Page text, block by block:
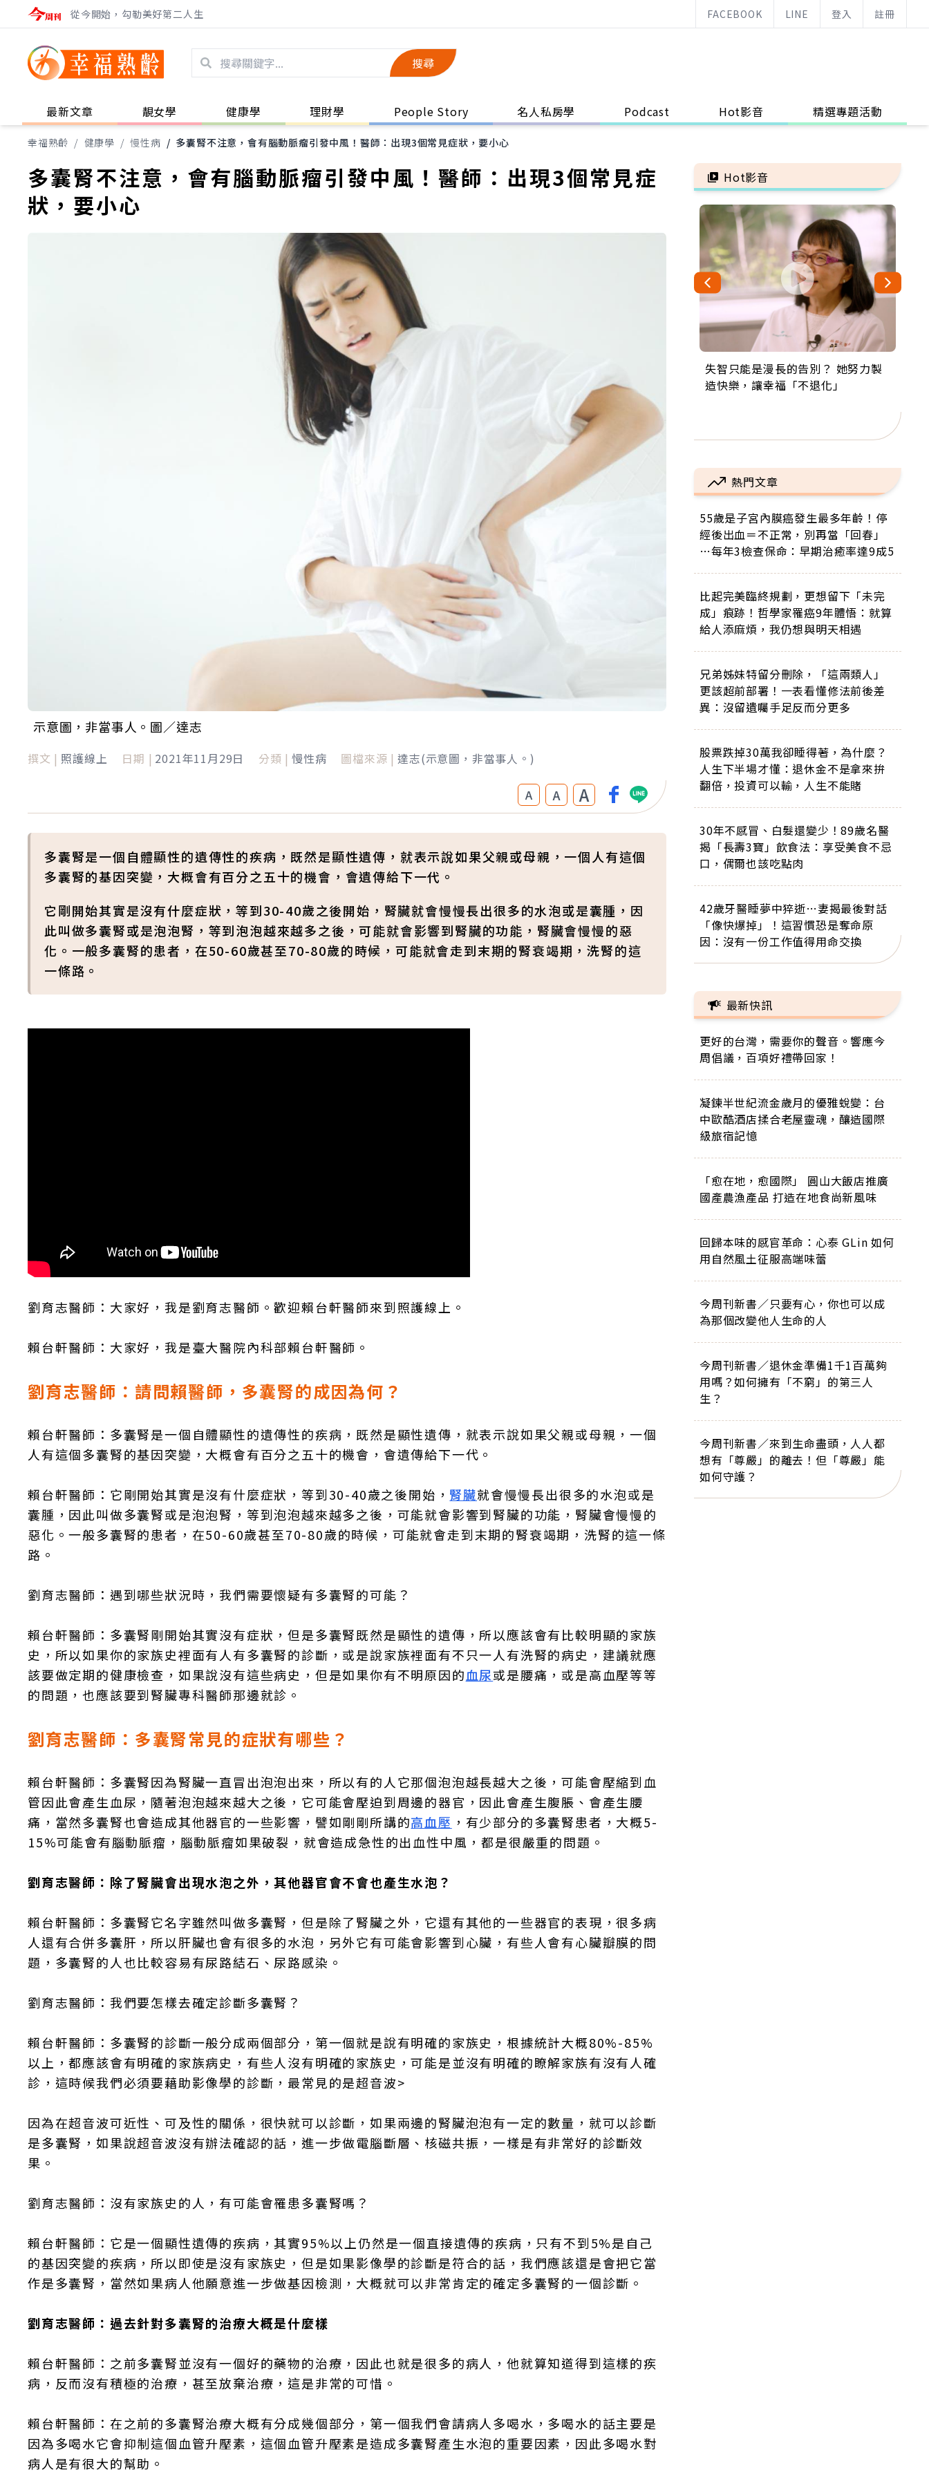
從今開始，勾勒美好第二人生 FACEBOOK LINE 登入 註冊
搜尋
最新文章 靚女學 健康學 理財學 People Story 名人私房學 Podcast Hot影音 精選專題活動
幸福熟齡 / 健康學 / 慢性病 / 多囊腎不注意，會有腦動脈瘤引發中風！醫師：出現3個常見症狀，要小心
多囊腎不注意，會有腦動脈瘤引發中風！醫師：出現3個常見症
狀，要小心
示意圖，非當事人。圖／達志
撰文 | 照護線上 日期 | 2021年11月29日 分類 | 慢性病 圖檔來源 | 達志(示意圖，非當事人。)
A A A
多囊腎是一個自體顯性的遺傳性的疾病，既然是顯性遺傳，就表示說如果父親或母親，一個人有這個
多囊腎的基因突變，大概會有百分之五十的機會，會遺傳給下一代。
它剛開始其實是沒有什麼症狀，等到30-40歲之後開始，腎臟就會慢慢長出很多的水泡或是囊腫，因
此叫做多囊腎或是泡泡腎，等到泡泡越來越多之後，可能就會影響到腎臟的功能，腎臟會慢慢的惡
化。一般多囊腎的患者，在50-60歲甚至70-80歲的時候，可能就會走到末期的腎衰竭期，洗腎的這
一條路。
劉育志醫師：大家好，我是劉育志醫師。歡迎賴台軒醫師來到照護線上。
賴台軒醫師：大家好，我是臺大醫院內科部賴台軒醫師。
劉育志醫師：請問賴醫師，多囊腎的成因為何？
賴台軒醫師：多囊腎是一個自體顯性的遺傳性的疾病，既然是顯性遺傳，就表示說如果父親或母親，一個
人有這個多囊腎的基因突變，大概會有百分之五十的機會，會遺傳給下一代。
賴台軒醫師：它剛開始其實是沒有什麼症狀，等到30-40歲之後開始， 腎臟就會慢慢長出很多的水泡或是
囊腫，因此叫做多囊腎或是泡泡腎，等到泡泡越來越多之後，可能就會影響到腎臟的功能，腎臟會慢慢的
惡化。一般多囊腎的患者，在50-60歲甚至70-80歲的時候，可能就會走到末期的腎衰竭期，洗腎的這一條
路。
劉育志醫師：遇到哪些狀況時，我們需要懷疑有多囊腎的可能？
賴台軒醫師：多囊腎剛開始其實沒有症狀，但是多囊腎既然是顯性的遺傳，所以應該會有比較明顯的家族
史，所以如果你的家族史裡面有人有多囊腎的診斷，或是說家族裡面有不只一人有洗腎的病史，建議就應
該要做定期的健康檢查，如果說沒有這些病史，但是如果你有不明原因的血尿或是腰痛，或是高血壓等等
的問題，也應該要到腎臟專科醫師那邊就診。
劉育志醫師：多囊腎常見的症狀有哪些？
賴台軒醫師：多囊腎因為腎臟一直冒出泡泡出來，所以有的人它那個泡泡越長越大之後，可能會壓縮到血
管因此會產生血尿，隨著泡泡越來越大之後，它可能會壓迫到周邊的器官，因此會產生腹脹、會產生腰
痛，當然多囊腎也會造成其他器官的一些影響，譬如剛剛所講的高血壓 ，有少部分的多囊腎患者，大概5-
15%可能會有腦動脈瘤，腦動脈瘤如果破裂，就會造成急性的出血性中風，都是很嚴重的問題。
劉育志醫師：除了腎臟會出現水泡之外，其他器官會不會也產生水泡？
賴台軒醫師：多囊腎它名字雖然叫做多囊腎，但是除了腎臟之外，它還有其他的一些器官的表現，很多病
人還有合併多囊肝，所以肝臟也會有很多的水泡，另外它有可能會影響到心臟，有些人會有心臟瓣膜的問
題，多囊腎的人也比較容易有尿路結石、尿路感染。
劉育志醫師：我們要怎樣去確定診斷多囊腎？
賴台軒醫師：多囊腎的診斷一般分成兩個部分，第一個就是說有明確的家族史，根據統計大概80%-85%
以上，都應該會有明確的家族病史，有些人沒有明確的家族史，可能是並沒有明確的瞭解家族有沒有人確
診，這時候我們必須要藉助影像學的診斷，最常見的是超音波>
因為在超音波可近性、可及性的關係，很快就可以診斷，如果兩邊的腎臟泡泡有一定的數量，就可以診斷
是多囊腎，如果說超音波沒有辦法確認的話，進一步做電腦斷層、核磁共振，一樣是有非常好的診斷效
果。
劉育志醫師：沒有家族史的人，有可能會罹患多囊腎嗎？
賴台軒醫師：它是一個顯性遺傳的疾病，其實95%以上仍然是一個直接遺傳的疾病，只有不到5%是自己
的基因突變的疾病，所以即使是沒有家族史，但是如果影像學的診斷是符合的話，我們應該還是會把它當
作是多囊腎，當然如果病人他願意進一步做基因檢測，大概就可以非常肯定的確定多囊腎的一個診斷。
劉育志醫師：過去針對多囊腎的治療大概是什麼樣
賴台軒醫師：之前多囊腎並沒有一個好的藥物的治療，因此也就是很多的病人，他就算知道得到這樣的疾
病，反而沒有積極的治療，甚至放棄治療，這是非常的可惜。
賴台軒醫師：在之前的多囊腎治療大概有分成幾個部分，第一個我們會請病人多喝水，多喝水的話主要是
因為多喝水它會抑制這個血管升壓素，這個血管升壓素是造成多囊腎產生水泡的重要因素，因此多喝水對
病人是有很大的幫助。
Hot影音
失智只能是漫長的告別？ 她努力製
造快樂，讓幸福「不退化」
來自剛果的巧克力神父 為台灣奉獻
36年 「台灣是我的家，我連作夢都
63歲卸矽谷副總、搬回台灣找快
樂！「蛋黃哥小丑」走進安養院，
104歲打破金氏世界紀錄 成為全球
最年長羽球選手，分享長壽的秘密
事業巔峰他選擇追夢…黑手阿伯拉
小提琴還登上小巨蛋！連CNN都大
熱門文章
55歲是子宮內膜癌發生最多年齡！停
經後出血＝不正常，別再當「回春」
…每年3檢查保命：早期治癒率達9成5
比起完美臨終規劃，更想留下「未完
成」痕跡！哲學家罹癌9年體悟：就算
給人添麻煩，我仍想與明天相遇
兄弟姊妹特留分刪除，「這兩類人」
更該超前部署！一表看懂修法前後差
異：沒留遺囑手足反而分更多
股票跌掉30萬我卻睡得著，為什麼？
人生下半場才懂：退休金不是拿來拚
翻倍，投資可以輸，人生不能賭
30年不感冒、白髮還變少！89歲名醫
揭「長壽3寶」飲食法：享受美食不忌
口，偶爾也該吃點肉
42歲牙醫睡夢中猝逝…妻揭最後對話
「像快爆掉」！這習慣恐是奪命原
因：沒有一份工作值得用命交換
最新快訊
更好的台灣，需要你的聲音。響應今
周倡議，百項好禮帶回家！
凝鍊半世紀流金歲月的優雅蛻變：台
中歐酷酒店揉合老屋靈魂，釀造國際
級旅宿記憶
「愈在地，愈國際」 圓山大飯店推廣
國產農漁產品 打造在地食尚新風味
回歸本味的感官革命：心泰 GLin 如何
用自然風土征服高端味蕾
今周刊新書／只要有心，你也可以成
為那個改變他人生命的人
今周刊新書／退休金準備1千1百萬夠
用嗎？如何擁有「不窮」的第三人
生？
今周刊新書／來到生命盡頭，人人都
想有「尊嚴」的離去！但「尊嚴」能
如何守護？